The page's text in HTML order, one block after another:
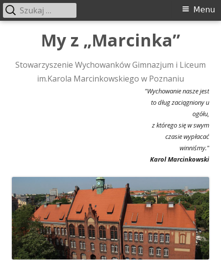
My z „Marcinka”
Stowarzyszenie Wychowanków Gimnazjum i Liceum
im.Karola Marcinkowskiego w Poznaniu
"Wychowanie nasze jest
to dług zaciągniony u
ogółu,
z którego się w swym
czasie wypłacać
winniśmy."
Karol Marcinkowski
Menu
główne
Menu
Szukaj: